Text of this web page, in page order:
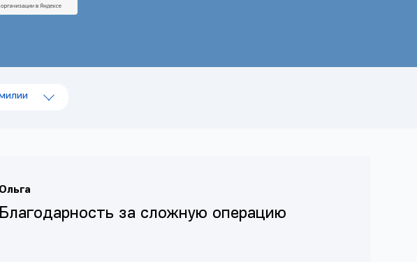
Ольга
Благодарность за сложную операцию